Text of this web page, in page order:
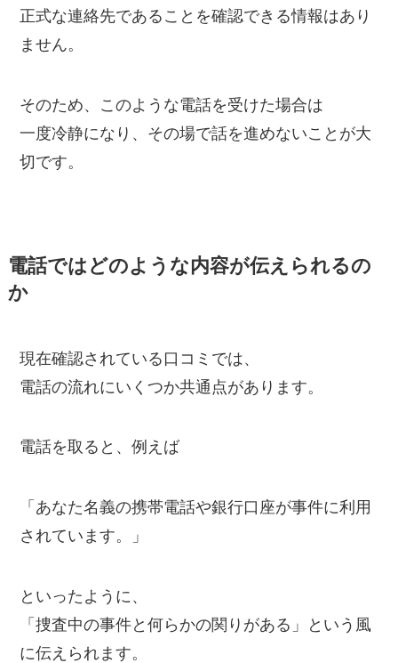
正式な連絡先であることを確認できる情報はあり
ません。
そのため、このような電話を受けた場合は
一度冷静になり、その場で話を進めないことが大
切です。
電話ではどのような内容が伝えられるの
か
現在確認されている口コミでは、
電話の流れにいくつか共通点があります。
電話を取ると、例えば
「あなた名義の携帯電話や銀行口座が事件に利用
されています。」
といったように、
「捜査中の事件と何らかの関りがある」という風
に伝えられます。